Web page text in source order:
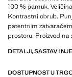
100 % pamuk.
Kontrastni obrub.
patentnim
prostoru. Proizvod na
DETALJI, SASTAV I
DOSTUPNOST U